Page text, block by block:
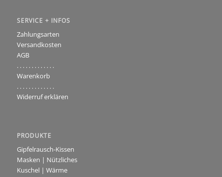
SERVICE + INFOS
Zahlungsarten
Versandkosten
AGB
. . . . . . . . . . . . .
Warenkorb
. . . . . . . . . . . . .
Widerruf erklären
PRODUKTE
Gipfelrausch-Kissen
Masken | Nützliches
Kuschel | Wärme